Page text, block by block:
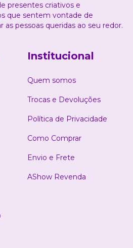
presentes criativos e
que sentem vontade de
pessoas queridas ao seu redor.
Institucional
Quem somos
Trocas e Devoluções
Política de Privacidade
Como Comprar
Envio e Frete
AShow Revenda